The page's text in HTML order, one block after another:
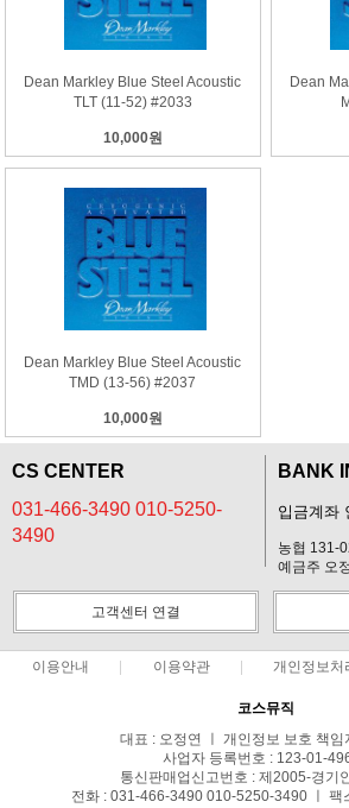
Dean Markley Blue Steel Acoustic
TLT (11-52) #2033
10,000원
Dean
Dean Markley Blue Steel Acoustic
TMD (13-56) #2037
10,000원
CS CENTER
031-466-3490 010-5250-
3490
BANK
입금계좌
농협 131-
예금주 오
고객센터 연결
이용안내 이용약관 개인정보처
코스뮤직
대표 : 오정연 ㅣ 개인정보 보호 책임
사업자 등록번호 : 123-01-
통신판매업신고번호 : 제2005-경기
전화 : 031-466-3490 010-5250-3490 ㅣ 팩